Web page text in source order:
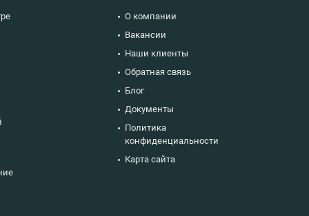
О компании
Вакансии
Наши клиенты
Обратная связь
Блог
Документы
Политика
конфиденциальности
Карта сайта